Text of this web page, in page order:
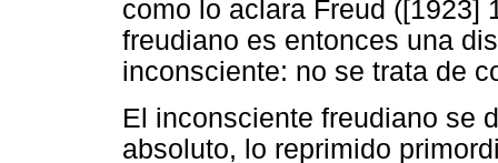
como lo aclara Freud ([1923]
freudiano es entonces una
inconsciente: no se trata de
El inconsciente freudiano se
absoluto, lo reprimido